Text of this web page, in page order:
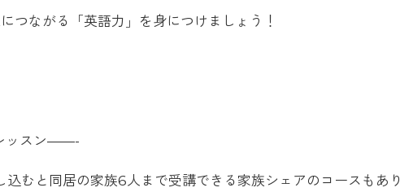
つながる「英語力」を身につけましょう！
ッスン——-
むと同居の家族6人まで受講できる家族シェアのコースもあり